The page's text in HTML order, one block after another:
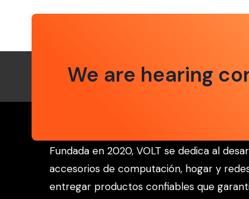
We are hearing
Fundada en 2020, VOLT se dedica al
accesorios de computación, hogar y
entregar productos confiables que